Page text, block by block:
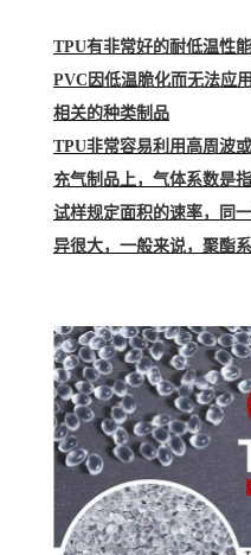
TPU有非常好的耐低温性
PVC因低温脆化而无法应
相关的种类制品
TPU非常容易利用高周波
充气制品上，气体系数是
试样规定面积的速率，同
异很大，一般来说，聚酯